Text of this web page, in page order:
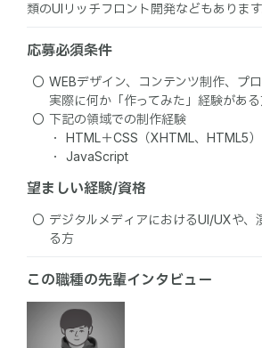
類のUIリッチフロント開発などもあります
応募必須条件
WEBデザイン、コンテンツ制作、プロ
実際に何か「作ってみた」経験がある
下記の領域での制作経験
HTML＋CSS（XHTML、HTML5）
JavaScript
望ましい経験/資格
デジタルメディアにおけるUI/UXや、
る方
この職種の先輩インタビュー